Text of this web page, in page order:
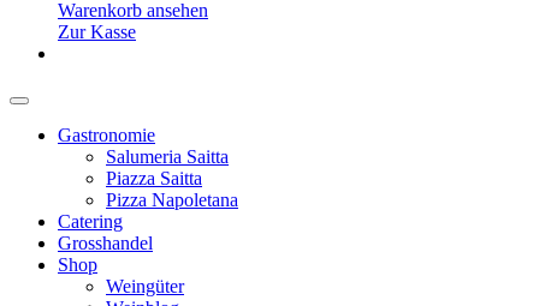
Warenkorb ansehen
Zur Kasse
Gastronomie
Salumeria Saitta
Piazza Saitta
Pizza Napoletana
Catering
Grosshandel
Shop
Weingüter